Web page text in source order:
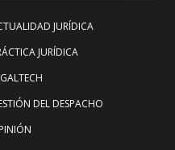
JURÍDICA
JURÍDICA
DEL DESPACHO